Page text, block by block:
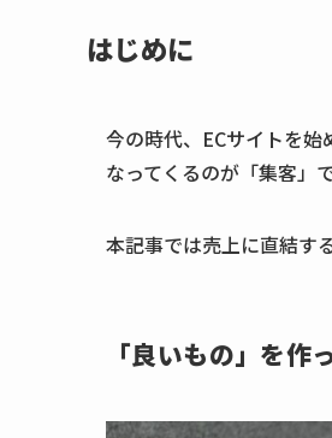
はじめに
今の時代、ECサイトを
なってくるのが 「集客」
本記事では売上に直結す
「良いもの」を